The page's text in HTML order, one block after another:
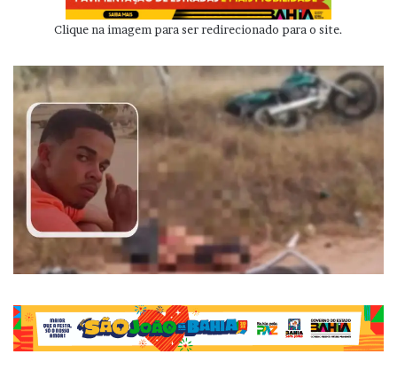
Clique na imagem para ser redirecionado para o site.